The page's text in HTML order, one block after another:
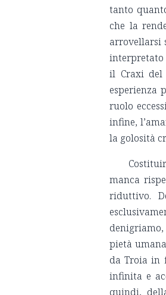
tanto
che la
arrovellarsi
interpretato
il Craxi
esperienza
ruolo
infine,
la golosità
manca
riduttivo.
pietà
da Troia in
infinita e
quindi,